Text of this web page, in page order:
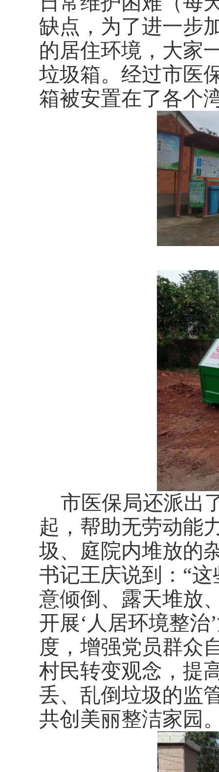
缺点， 为了进一步
的居住环境， 大家
垃圾箱。 经过市医
箱被安置在了各个
市医保局还派出
起，帮助无劳动能
圾、庭院内堆放的
书记王庆说到： “这
意倾倒、露天堆放
开展‘人居环境整治
度， 增强党员群众
村民转变观念，提
丢、乱倒垃圾的监
共创美丽整洁家园